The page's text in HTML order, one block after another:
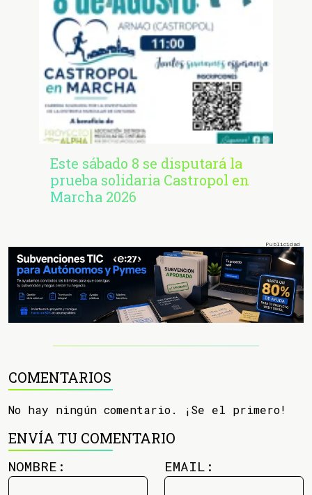
Este sábado 8 se disputará la
prueba solidaria Castropol en
Marcha 2026
COMENTARIOS
No hay ningún comentario. ¡Se el primero!
ENVÍA TU COMENTARIO
NOMBRE: EMAIL: